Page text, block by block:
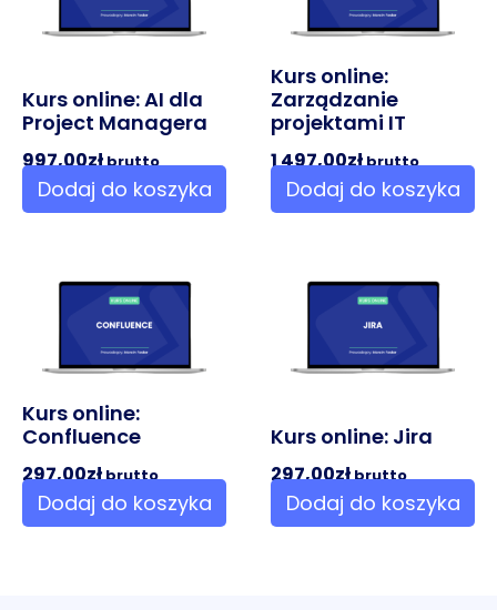
Kurs online: AI dla
Project Managera
997,00złbrutto
Dodaj do koszyka
Kurs online:
Zarządzanie
projektami IT
1 497,00złbrutto
Dodaj do koszyka
Kurs online:
Confluence
297,00złbrutto
Dodaj do koszyka
Kurs online: Jira
297,00złbrutto
Dodaj do koszyka